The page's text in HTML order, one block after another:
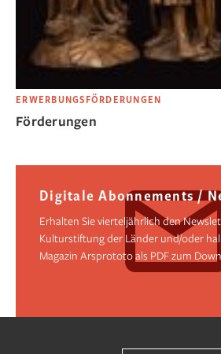
ERWERBUNGSFÖRDERUNGEN
Förderungen
Digitale Abonnements /
Erhalten Sie vierteljährlich den
Kulturstiftung der Länder und/oder
Magazin Arsprototo als PDF zum